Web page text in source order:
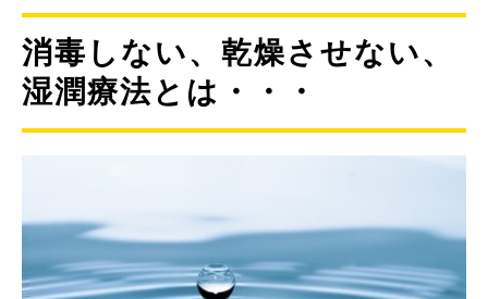
消毒しない、乾燥させない、
湿潤療法とは・・・